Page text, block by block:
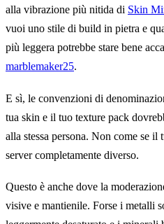
alla vibrazione più nitida di Skin
vuoi uno stile di build in pietra e
più leggera potrebbe stare bene
marblemaker25.
E sì, le convenzioni di
tua skin e il tuo texture pack
alla stessa persona. Non come se il
server completamente diverso.
Questo è anche dove la
visive e mantienile. Forse i metalli